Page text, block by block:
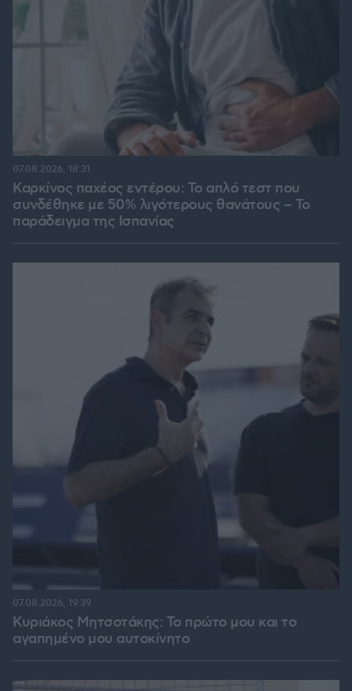
Καρκίνος παχέος εντέρου: Το απλό τεστ που
συνδέθηκε με 50% λιγότερους θανάτους – Το
παράδειγμα της Ισπανίας
07.08.2026, 18:31
Κυριάκος Μητσοτάκης: Το πρώτο μου και το
αγαπημένο μου αυτοκίνητο
07.08.2026, 19:39